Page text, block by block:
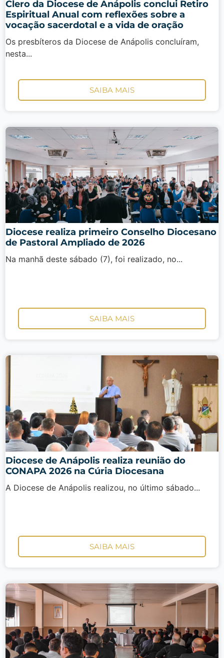
Clero da Diocese de Anápolis conclui Retiro
Espiritual Anual com reflexões sobre a
vocação sacerdotal e a vida de oração
Os presbíteros da Diocese de Anápolis concluíram,
nesta...
SAIBA MAIS
Diocese realiza primeiro Conselho Diocesano
de Pastoral Ampliado de 2026
Na manhã deste sábado (7), foi realizado, no...
SAIBA MAIS
Diocese de Anápolis realiza reunião do
CONAPA 2026 na Cúria Diocesana
A Diocese de Anápolis realizou, no último sábado...
SAIBA MAIS